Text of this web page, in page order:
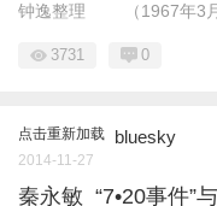
钟逸整理 （1967年3月
3731 0
点击重新加载 bluesky
2014-11-27
秦永敏 “7•20事件”